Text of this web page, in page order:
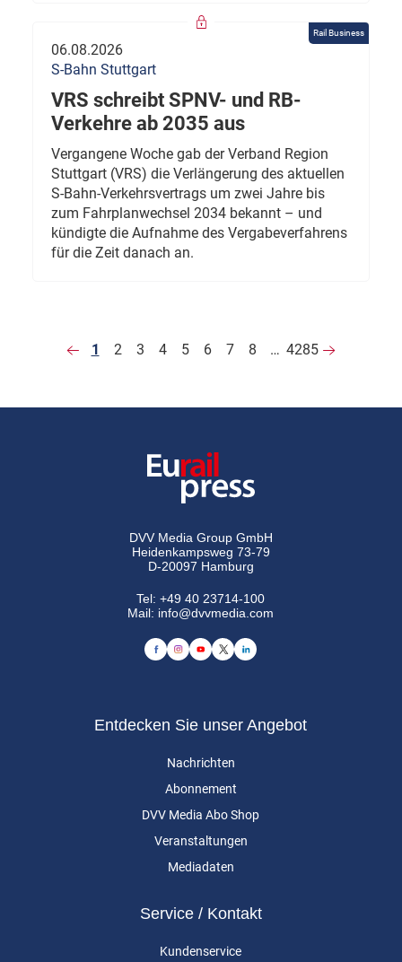
Rail Business
06.08.2026
S-Bahn Stuttgart
VRS schreibt SPNV- und RB-
Verkehre ab 2035 aus
Vergangene Woche gab der Verband Region
Stuttgart (VRS) die Verlängerung des aktuellen
S-Bahn-Verkehrsvertrags um zwei Jahre bis
zum Fahrplanwechsel 2034 bekannt – und
kündigte die Aufnahme des Vergabeverfahrens
für die Zeit danach an.
1 2 3 4 5 6 7 8 … 4285
DVV Media Group GmbH
Heidenkampsweg 73-79
D-20097 Hamburg
Tel:+49 40 23714-100
Mail: info@dvvmedia.com
Entdecken Sie unser Angebot
Nachrichten
Abonnement
DVV Media Abo Shop
Veranstaltungen
Mediadaten
Service / Kontakt
Kundenservice